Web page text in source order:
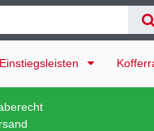
Einstiegsleisten